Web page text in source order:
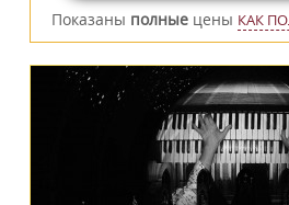
Показаны полные цены КАК